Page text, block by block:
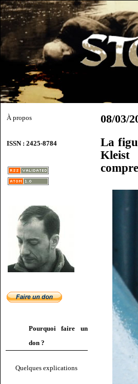
À propos
ISSN : 2425-8784
Pourquoi faire un
don ?
Quelques explications
08/03/
La